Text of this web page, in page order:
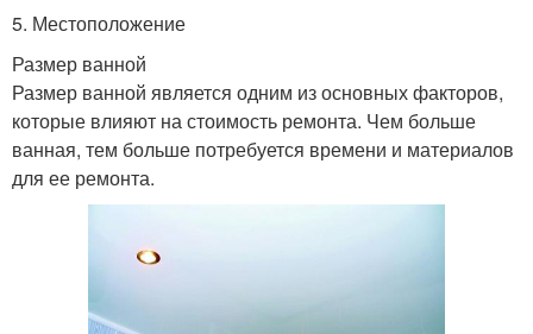
5. Местоположение
Размер ванной
Размер ванной является одним из основных факторов,
которые влияют на стоимость ремонта. Чем больше
ванная, тем больше потребуется времени и материалов
для ее ремонта.